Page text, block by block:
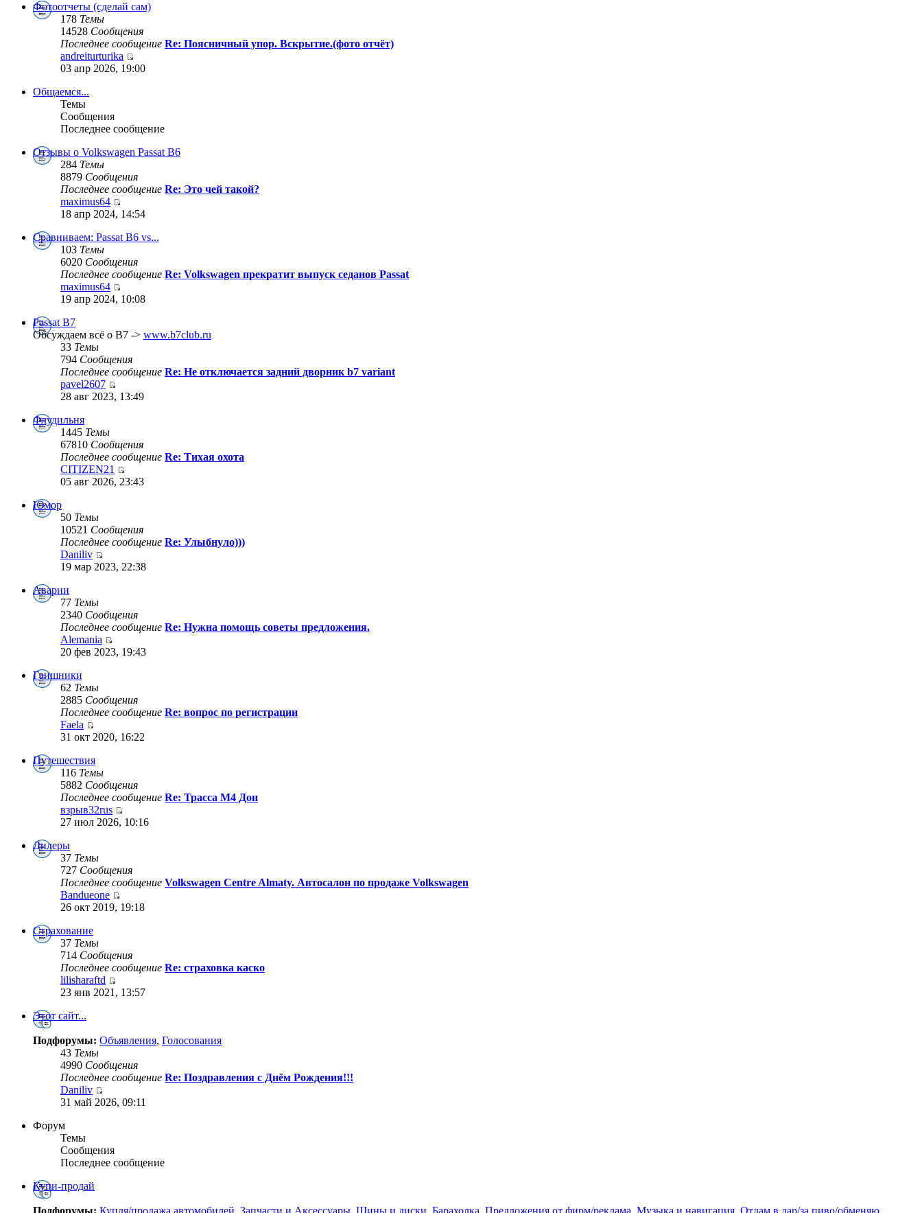
Фотоотчеты (сделай сам)
178 Темы
14528 Сообщения
Последнее сообщение Re: Поясничный упор. Вскрытие.(фото отчёт)
andreiturturika
03 апр 2026, 19:00
Общаемся...
Темы
Сообщения
Последнее сообщение
Отзывы о Volkswagen Passat B6
284 Темы
8879 Сообщения
Последнее сообщение Re: Это чей такой?
maximus64
18 апр 2024, 14:54
Сравниваем: Passat B6 vs...
103 Темы
6020 Сообщения
Последнее сообщение Re: Volkswagen прекратит выпуск седанов Passat
maximus64
19 апр 2024, 10:08
Passat B7
Обсуждаем всё о B7 -> www.b7club.ru
33 Темы
794 Сообщения
Последнее сообщение Re: Не отключается задний дворник b7 variant
pavel2607
28 авг 2023, 13:49
Флудильня
1445 Темы
67810 Сообщения
Последнее сообщение Re: Тихая охота
CITIZEN21
05 авг 2026, 23:43
Юмор
50 Темы
10521 Сообщения
Последнее сообщение Re: Улыбнуло)))
Daniliv
19 мар 2023, 22:38
Аварии
77 Темы
2340 Сообщения
Последнее сообщение Re: Нужна помощь советы предложения.
Alemania
20 фев 2023, 19:43
Гаишники
62 Темы
2885 Сообщения
Последнее сообщение Re: вопрос по регистрации
Faela
31 окт 2020, 16:22
Путешествия
116 Темы
5882 Сообщения
Последнее сообщение Re: Трасса М4 Дон
взрыв32rus
27 июл 2026, 10:16
Дилеры
37 Темы
727 Сообщения
Последнее сообщение Volkswagen Centre Almaty. Автосалон по продаже Volkswagen
Bandueone
26 окт 2019, 19:18
Страхование
37 Темы
714 Сообщения
Последнее сообщение Re: страховка каско
lilisharaftd
23 янв 2021, 13:57
Этот сайт...
Подфорумы: Объявления, Голосования
43 Темы
4990 Сообщения
Последнее сообщение Re: Поздравления с Днём Рождения!!!
Daniliv
31 май 2026, 09:11
Форум
Темы
Сообщения
Последнее сообщение
Купи-продай